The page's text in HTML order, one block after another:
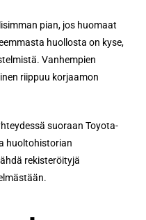
pian, jos huomaat
huollosta on kyse,
Vanhempien
riippuu korjaamon
suoraan Toyota-
huoltohistorian
rekisteröityjä